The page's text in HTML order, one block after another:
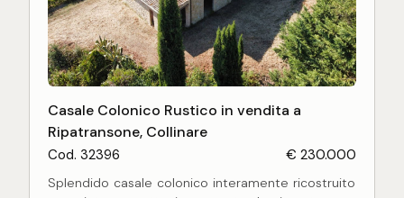
Casale Colonico Rustico in vendita a
Ripatransone, Collinare
Cod. 32396 € 230.000
Splendido casale colonico interamente ricostruito